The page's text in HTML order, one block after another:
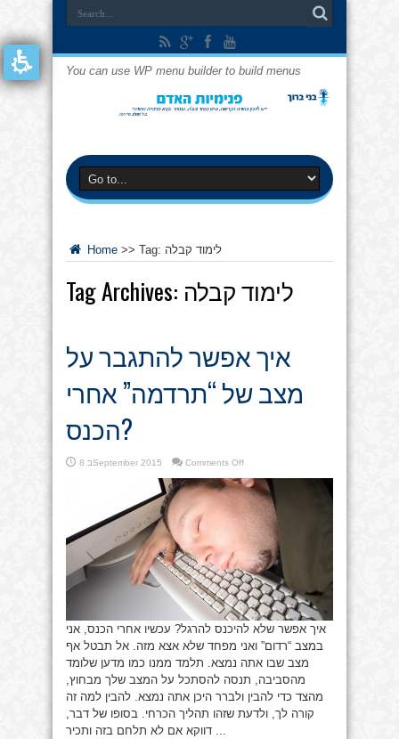
You can use WP menu builder to build menus
Home >> Tag: לימוד קבלה
Tag Archives: לימוד קבלה
איך אפשר להתגבר על
מצב של “תרדמה” אחרי
הכנס?
8 בSeptember 2015 Comments Offon
אפשר
להתגבר
של
“תרדמה”
אחרי
הכנס?
איך אפשר שלא להיכנס להרגל? עכשיו אחרי הכנס, אני
במצב “רדום” ואני מפחד שלא אצא מזה. אל תבטל אף
מצב שבו אתה נמצא. תלמד ממנו כמו מדען שלומד
מהסביבה, תנסה להסתכל על המצב שלך מבחוץ,
מהצד כדי להבין ולברר היכן אתה נמצא. להבין למה זה
קורה לך, ולדעת שזהו תהליך הכרחי. בסופו של דבר,
דווקא אם לא תלחם בזה ותכיר ...